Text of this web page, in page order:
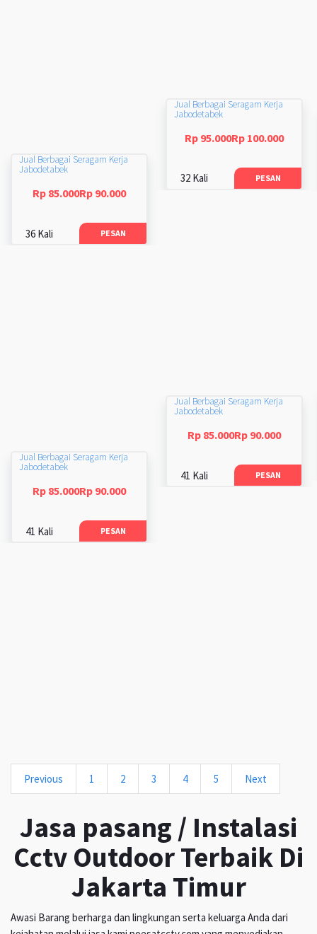
Jual Berbagai Seragam Kerja
Jabodetabek
Rp 95.000Rp 100.000
32 Kali PESAN
Jual Berbagai Seragam Kerja
Jabodetabek
Rp 85.000Rp 90.000
36 Kali PESAN
Jual Berbagai Seragam Kerja
Jabodetabek
Rp 85.000Rp 90.000
41 Kali PESAN
Jual Berbagai Seragam Kerja
Jabodetabek
Rp 85.000Rp 90.000
41 Kali PESAN
Previous 1 2 3 4 5 Next
Jasa pasang / Instalasi
Cctv Outdoor Terbaik Di
Jakarta Timur
Awasi Barang berharga dan lingkungan serta keluarga Anda dari